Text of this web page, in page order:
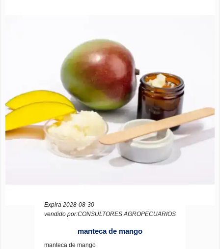
Expira 2028-08-30
vendido por:CONSULTORES AGROPECUARIOS
manteca de mango
manteca de mango